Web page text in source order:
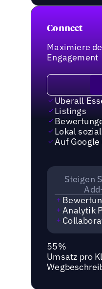
Connect
Maximiere
Engagement
Tarif wählen
Uberall
Listings
Lokal sozial
Auf
Steigen
Analytik
55%
Umsatz pro